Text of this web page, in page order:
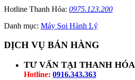
Hotline Thanh Hóa: 0975.123.200
Danh mục: Máy Soi Hành Lý
DỊCH VỤ BÁN HÀNG
TƯ VẤN TẠI THANH HÓA
Hotline: 0916.343.363